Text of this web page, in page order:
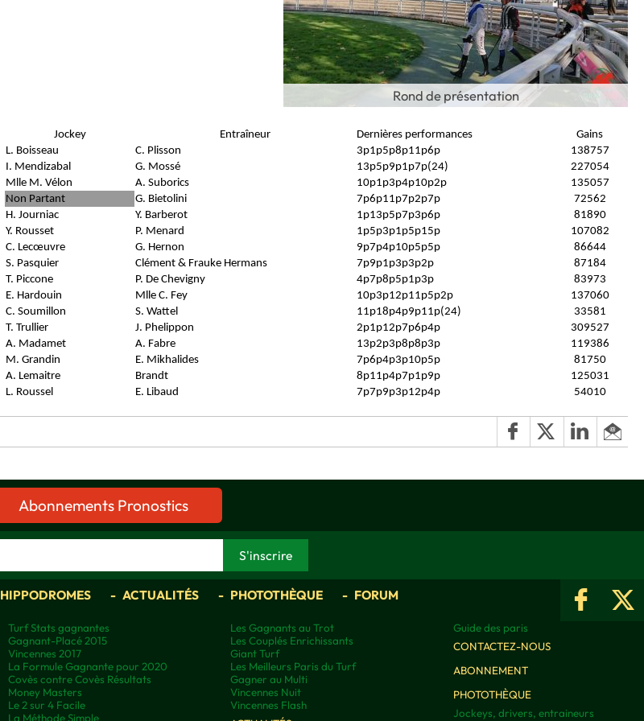
Rond de présentation
Jockey Entraîneur Dernières performances
Gains
L. Boisseau C. Plisson 3p1p5p8p11p6p
138757
I. Mendizabal G. Mossé 13p5p9p1p7p(24)
227054
Mlle M. Vélon A. Suborics 10p1p3p4p10p2p
135057
Non Partant G. Bietolini 7p6p11p7p2p7p
72562
H. Journiac Y. Barberot 1p13p5p7p3p6p
81890
Y. Rousset P. Menard 1p5p3p1p5p15p
107082
C. Lecœuvre G. Hernon 9p7p4p10p5p5p
86644
S. Pasquier Clément & Frauke Hermans 7p9p1p3p3p2p
87184
T. Piccone P. De Chevigny 4p7p8p5p1p3p
83973
E. Hardouin Mlle C. Fey 10p3p12p11p5p2p
137060
C. Soumillon S. Wattel 11p18p4p9p11p(24)
33581
T. Trullier J. Phelippon 2p1p12p7p6p4p
309527
A. Madamet A. Fabre 13p2p3p8p8p3p
119386
M. Grandin E. Mikhalides 7p6p4p3p10p5p
81750
A. Lemaitre Brandt 8p11p4p7p1p9p
125031
L. Roussel E. Libaud 7p7p9p3p12p4p 54010
Abonnements Pronostics
HIPPODROMES ACTUALITÉS PHOTOTHÈQUE FORUM
Turf Stats gagnantes
Gagnant-Placé 2015
Vincennes 2017
La Formule Gagnante pour 2020
Covès contre Covès Résultats
Money Masters
Le 2 sur 4 Facile
La Méthode Simple
Les Gagnants au Trot
Les Couplés Enrichissants
Giant Turf
Les Meilleurs Paris du Turf
Gagner au Multi
Vincennes Nuit
Vincennes Flash
Guide des paris
CONTACTEZ-NOUS
ABONNEMENT
PHOTOTHÈQUE
Jockeys, drivers, entraineurs